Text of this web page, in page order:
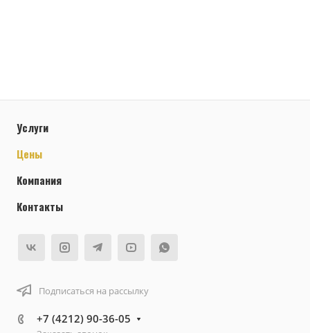
Услуги
Цены
Компания
Контакты
Подписаться на рассылку
+7 (4212) 90-36-05